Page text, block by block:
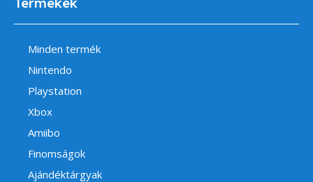
Minden termék
Nintendo
Playstation
Xbox
Amiibo
Finomságok
Ajándéktárgyak